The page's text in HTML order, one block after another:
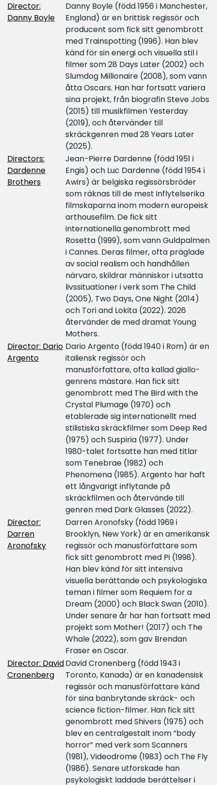
Director:
Danny Boyle
Danny Boyle (född 1956 i Manchester,
England) är en brittisk regissör och
producent som fick sitt genombrott
med Trainspotting (1996). Han blev
känd för sin energi och visuella stil i
filmer som 28 Days Later (2002) och
Slumdog Millionaire (2008), som vann
åtta Oscars. Han har fortsatt variera
sina projekt, från biografin Steve Jobs
(2015) till musikfilmen Yesterday
(2019), och återvänder till
skräckgenren med 28 Years Later
(2025).
Directors:
Dardenne
Brothers
Jean-Pierre Dardenne (född 1951 i
Engis) och Luc Dardenne (född 1954 i
Awirs) är belgiska regissörsbröder
som räknas till de mest inflytelserika
filmskaparna inom modern europeisk
arthousefilm. De fick sitt
internationella genombrott med
Rosetta (1999), som vann Guldpalmen
i Cannes. Deras filmer, ofta präglade
av social realism och handhållen
närvaro, skildrar människor i utsatta
livssituationer i verk som The Child
(2005), Two Days, One Night (2014)
och Tori and Lokita (2022). 2026
återvänder de med dramat Young
Mothers.
Director: Dario
Argento
Dario Argento (född 1940 i Rom) är en
italiensk regissör och
manusförfattare, ofta kallad giallo-
genrens mästare. Han fick sitt
genombrott med The Bird with the
Crystal Plumage (1970) och
etablerade sig internationellt med
stilistiska skräckfilmer som Deep Red
(1975) och Suspiria (1977). Under
1980-talet fortsatte han med titlar
som Tenebrae (1982) och
Phenomena (1985). Argento har haft
ett långvarigt inflytande på
skräckfilmen och återvände till
genren med Dark Glasses (2022).
Director:
Darren
Aronofsky
Darren Aronofsky (född 1969 i
Brooklyn, New York) är en amerikansk
regissör och manusförfattare som
fick sitt genombrott med Pi (1998).
Han blev känd för sitt intensiva
visuella berättande och psykologiska
teman i filmer som Requiem for a
Dream (2000) och Black Swan (2010).
Under senare år har han fortsatt med
projekt som Mother! (2017) och The
Whale (2022), som gav Brendan
Fraser en Oscar.
Director: David
Cronenberg
David Cronenberg (född 1943 i
Toronto, Kanada) är en kanadensisk
regissör och manusförfattare känd
för sina banbrytande skräck- och
science fiction-filmer. Han fick sitt
genombrott med Shivers (1975) och
blev en centralgestalt inom ”body
horror” med verk som Scanners
(1981), Videodrome (1983) och The Fly
(1986). Senare utforskade han
psykologiskt laddade berättelser i